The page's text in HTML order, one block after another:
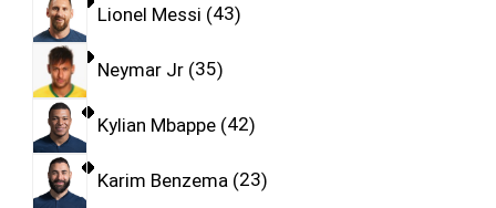
Lionel Messi 43
Neymar Jr 35
Kylian Mbappe 42
Karim Benzema 23